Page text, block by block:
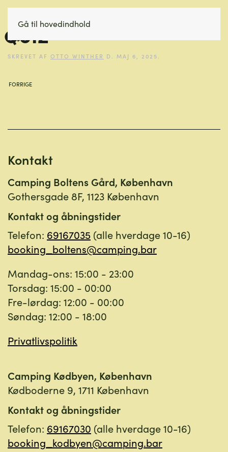
Gå til hovedindhold
QUIZ
SKREVET AF OTTO WINTHER D. MAJ 6, 2025
FORRIGE
Kontakt
Camping Boltens Gård, København
Gothersgade 8F, 1123 København
Kontakt og åbningstider
Telefon: 69167035 (alle hverdage 10-16)
booking_boltens@camping.bar
Mandag-ons: 15:00 - 23:00
Torsdag: 15:00 - 00:00
Fre-lørdag: 12:00 - 00:00
Søndag: 12:00 - 18:00
Privatlivspolitik
Camping Kødbyen, København
Kødboderne 9, 1711 København
Kontakt og åbningstider
Telefon: 69167030 (alle hverdage 10-16)
booking_kodbyen@camping.bar